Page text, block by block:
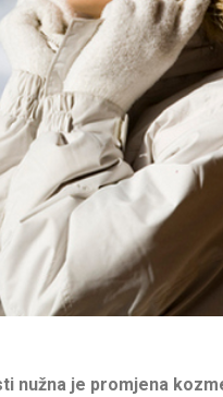
nužna je promjena